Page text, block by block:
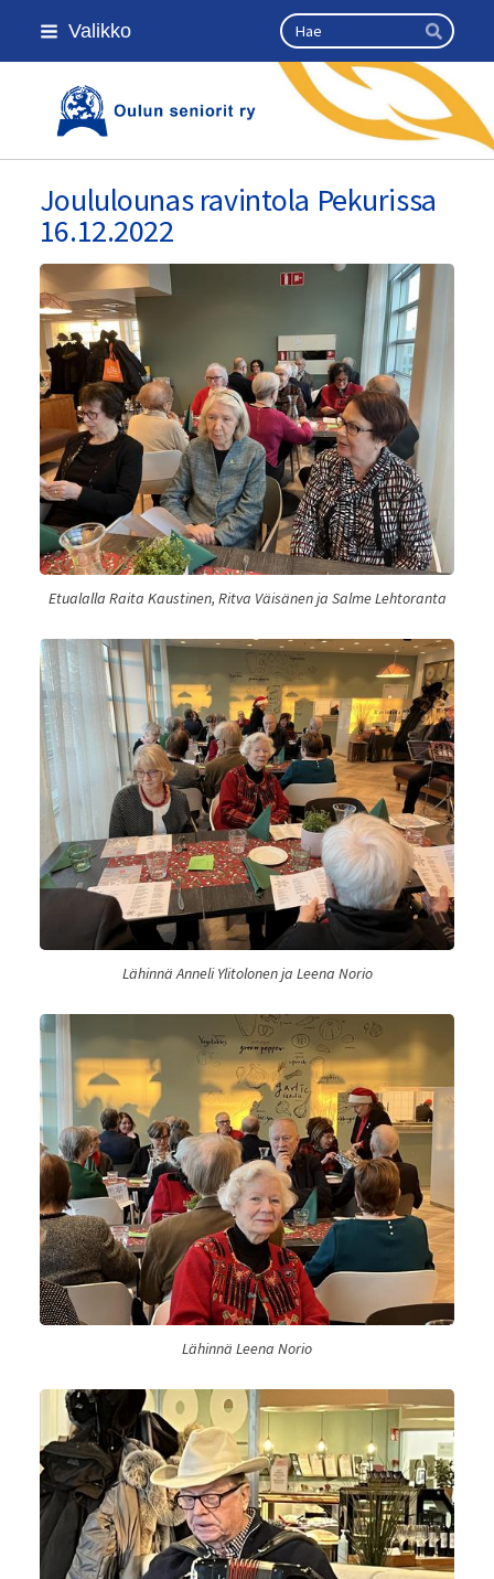
Siirry
sivun
Valikko Haku
Hae
Kansallinen senioriliitto
Joululounas ravintola Pekurissa
16.12.2022
Etualalla Raita Kaustinen, Ritva Väisänen ja Salme Lehtoranta
Lähinnä Anneli Ylitolonen ja Leena Norio
Lähinnä Leena Norio